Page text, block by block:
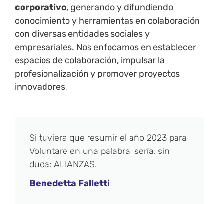
corporativo, generando y difundiendo
conocimiento y herramientas en colaboración
con diversas entidades sociales y
empresariales. Nos enfocamos en establecer
espacios de colaboración, impulsar la
profesionalización y promover proyectos
innovadores.
Si tuviera que resumir el año 2023 para
Voluntare en una palabra, sería, sin
duda: ALIANZAS.
Benedetta Falletti